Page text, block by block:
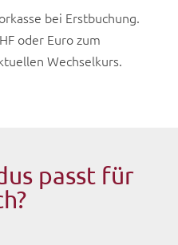
bei Erstbuchung.
oder Euro zum
Wechselkurs.
passt für